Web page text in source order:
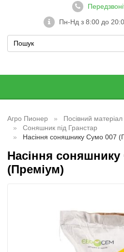
Пн-Нд з 8:00 до
Агро Пионер Посівний матеріал
Соняшник під Гранстар
Насіння соняшнику Сумо 007
Насіння
(Преміум)